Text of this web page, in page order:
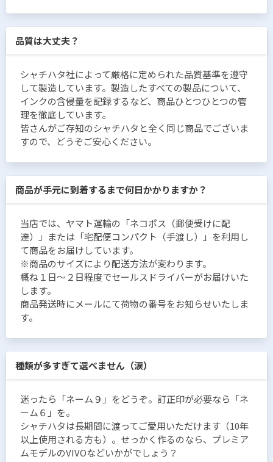
品質は大丈夫？
シャチハタ社によって厳格に定められた品質基準を遵守
して製造しています。製造したすべての製品について、
インクの含侵量を記録するなど、商品ひとつひとつの管
理を徹底しています。
皆さんがご存知のシャチハタと全く同じ商品でございま
すので、どうぞご安心ください。
商品が手元に到着するまで何日かかりますか？
当店では、ヤマト運輸の「ネコポス（郵便受けに配
達）」または「宅配便コンパクト（手渡し）」を利用し
て商品をお届けしています。
※商品のサイズにより配送方法が変わります。
概ね１日〜２日程度でセールスドライバーがお届けいた
します。
商品発送時にメールにて荷物の番号をお知らせいたしま
す。
種類が多すぎて選べません（涙）
迷ったら「ネーム９」をどうぞ。訂正印が必要なら「ネ
ーム６」を。
シャチハタは長期間に渡ってご愛用いただけます（10年
以上使用される方も）。せっかく作るのなら、プレミア
ムモデルのVIVOなどいかがでしょう？